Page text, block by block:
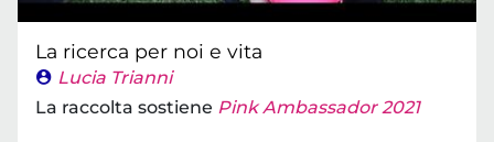
La ricerca per noi e vita
Lucia Trianni
La raccolta sostiene Pink Ambassador 2021